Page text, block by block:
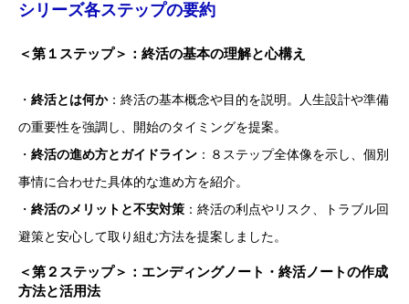
シリーズ各ステップの要約
＜第１ステップ＞：終活の基本の理解と心構え
・ 終活とは何か：終活の基本概念や目的を説明。人生設計や準備
の重要性を強調し、開始のタイミングを提案。
・ 終活の進め方とガイドライン ：８ステップ全体像を示し、個別
事情に合わせた具体的な進め方を紹介。
・ 終活のメリットと不安対策 ：終活の利点やリスク、トラブル回
避策と安心して取り組む方法を提案しました。
＜第２ステップ＞：エンディングノート・終活ノートの作成
方法と活用法